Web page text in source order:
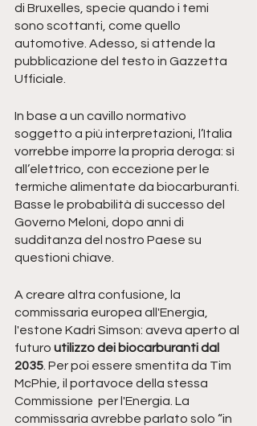
di Bruxelles, specie quando i temi
sono scottanti, come quello
automotive. Adesso, si attende la
pubblicazione del testo in Gazzetta
Ufficiale.
In base a un cavillo normativo
soggetto a più interpretazioni, l’Italia
vorrebbe imporre la propria deroga: sì
all’elettrico, con eccezione per le
termiche alimentate da biocarburanti.
Basse le probabilità di successo del
Governo Meloni, dopo anni di
sudditanza del nostro Paese su
questioni chiave.
A creare altra confusione, la
commissaria europea all'Energia,
l'estone Kadri Simson: aveva aperto al
futuro utilizzo dei biocarburanti dal
2035 . Per poi essere smentita da Tim
McPhie, il portavoce della stessa
Commissione  per l'Energia. La
commissaria avrebbe parlato solo “in